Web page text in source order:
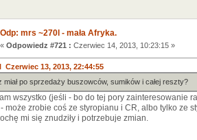
Odp: mrs ~270l - mała Afryka.
« Odpowiedz #721 : Czerwiec 14, 2013, 10:23:15 »
13, 2013, 22:44:55
miał po sprzedaży buszowców, sumików i całej reszty?
wszystko (jeśli - bo do tej pory zainteresowanie
może zrobie coś ze styropianu i CR, albo tylko ze
mi się znudziły i potrzebuje zmian.